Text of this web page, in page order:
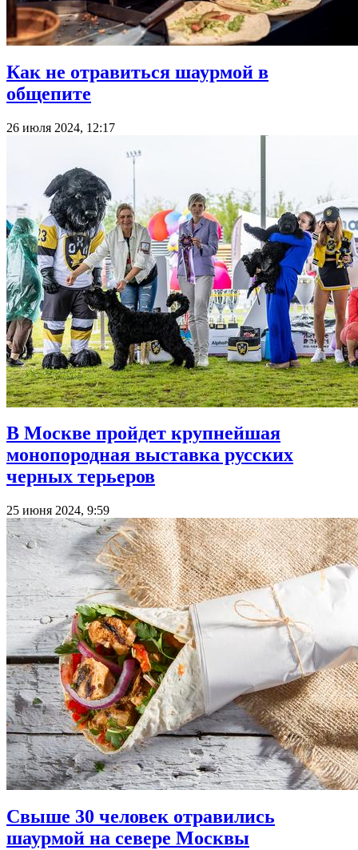
Как не отравиться шаурмой в
общепите
26 июля 2024, 12:17
В Москве пройдет крупнейшая
монопородная выставка русских
черных терьеров
25 июня 2024, 9:59
Свыше 30 человек отравились
шаурмой на севере Москвы